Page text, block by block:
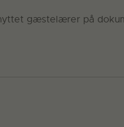
gæstelærer på